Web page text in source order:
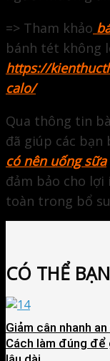
=> Tham khảo
bánh tét không
https://
calo/
Qua thông tin
đã giúp các bạn
có nên uống sữa
đảm bảo cho lợi
toàn trong bổ
CÓ THỂ
Giảm cân nhanh
Cách làm đúng để